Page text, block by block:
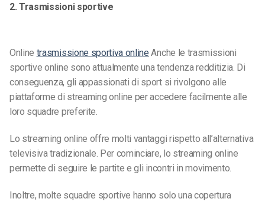
2. Trasmissioni sportive
Online trasmissione sportiva online Anche le trasmissioni
sportive online sono attualmente una tendenza redditizia. Di
conseguenza, gli appassionati di sport si rivolgono alle
piattaforme di streaming online per accedere facilmente alle
loro squadre preferite.
Lo streaming online offre molti vantaggi rispetto all’alternativa
televisiva tradizionale. Per cominciare, lo streaming online
permette di seguire le partite e gli incontri in movimento.
Inoltre, molte squadre sportive hanno solo una copertura